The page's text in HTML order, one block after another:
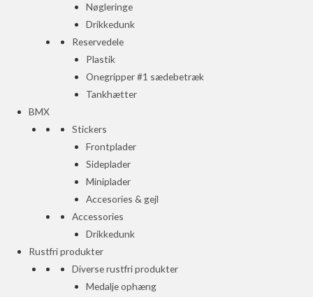
Nøgleringe
Drikkedunk
Reservedele
Plastik
Onegripper #1 sædebetræk
Tankhætter
BMX
Stickers
Frontplader
Sideplader
Miniplader
Accesories & gejl
Accessories
Drikkedunk
Rustfri produkter
Diverse rustfri produkter
Medalje ophæng